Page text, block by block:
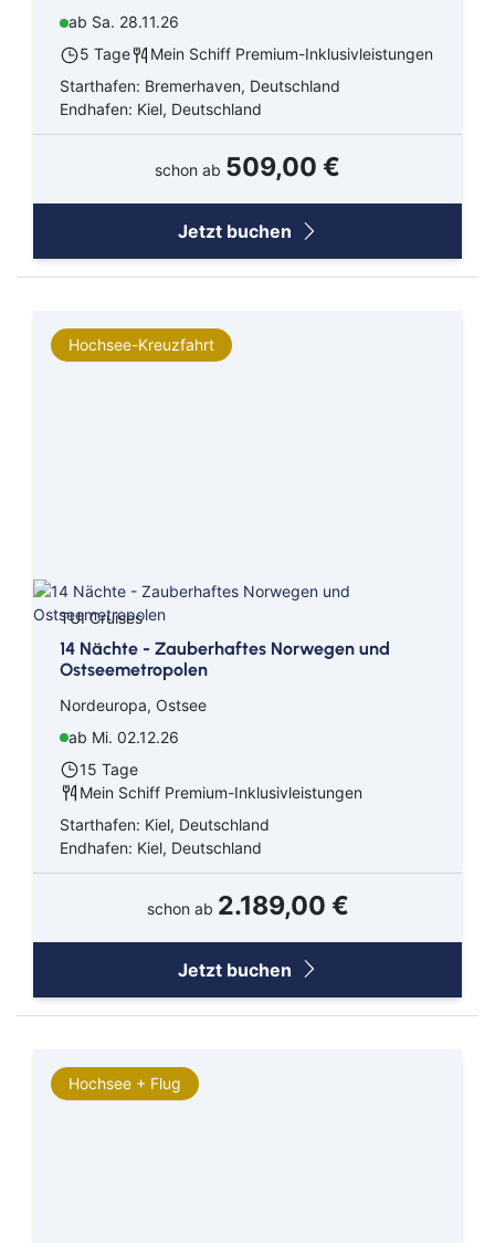
ab Sa. 28.11.26
5 Tage
Mein Schiff Premium-Inklusivleistungen
Starthafen: Bremerhaven, Deutschland
Endhafen: Kiel, Deutschland
schon ab 509,00 €
Jetzt buchen
Hochsee-Kreuzfahrt
TUI Cruises
14 Nächte - Zauberhaftes Norwegen und
Ostseemetropolen
Nordeuropa, Ostsee
ab Mi. 02.12.26
15 Tage
Mein Schiff Premium-Inklusivleistungen
Starthafen: Kiel, Deutschland
Endhafen: Kiel, Deutschland
schon ab 2.189,00 €
Jetzt buchen
Hochsee + Flug